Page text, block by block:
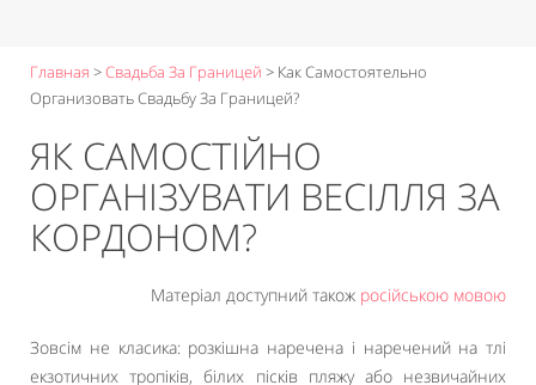
Главная >Свадьба За Границей > Как Самостоятельно
Организовать Свадьбу За Границей?
ЯК САМОСТІЙНО
ОРГАНІЗУВАТИ ВЕСІЛЛЯ ЗА
КОРДОНОМ?
Матеріал доступний також російською мовою
Зовсім не класика: розкішна наречена і наречений на тлі
екзотичних тропіків, білих пісків пляжу або незвичайних